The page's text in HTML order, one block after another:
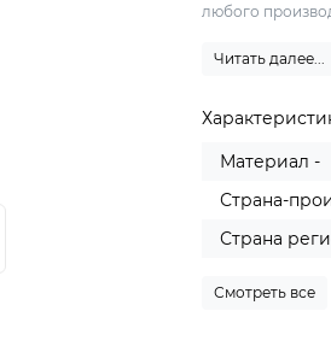
любого
Читать далее...
Материал -
Страна-
Страна
Смотреть все